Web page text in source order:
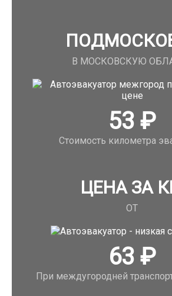
В МОСКОВСКУЮ
53₽
Стоимость километра
ЦЕНА ЗА
ОТ
63₽
При междугородней